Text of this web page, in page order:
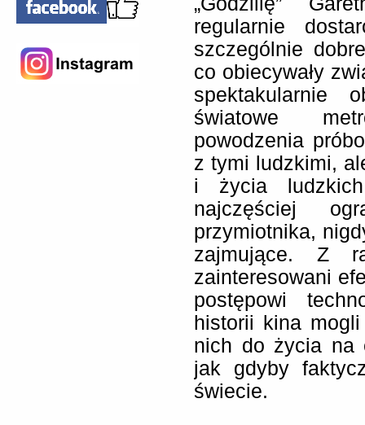
regularnie
szczególnie
co obiecywały
spektakularnie
światowe
powodzenia
z tymi ludzkimi,
i życia
najczęściej
przymiotnika,
zajmujące. Z
zainteresowani
postępowi
historii kina
nich do życia na
jak gdyby
świecie.